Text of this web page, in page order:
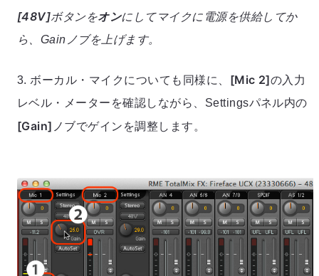
[48V]ボタンをオンにしてマイクに電源を供給してか
ら、Gainノブを上げます。
3. ボーカル・マイクについても同様に、 [Mic 2]の入力
レベル・メーターを確認しながら、Settingsパネル内の
[Gain] ノブでゲインを調整します。